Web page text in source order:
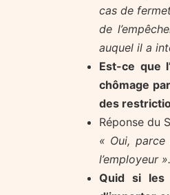
cas de
de
auquel il a
Est-ce que
chômage
des
Réponse du
« Oui,
l’employeur ».
Quid si les